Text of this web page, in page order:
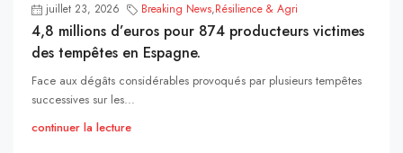
juillet 23, 2026 Breaking News,Résilience & Agri
4,8 millions d’euros pour 874 producteurs victimes
des tempêtes en Espagne.
Face aux dégâts considérables provoqués par plusieurs tempêtes
successives sur les...
continuer la lecture